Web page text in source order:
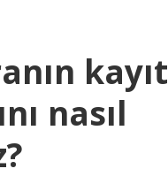
kayıt
nasıl